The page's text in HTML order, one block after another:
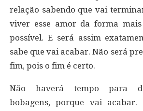
relação sabendo que vai
viver esse amor da forma
possível. E será assim
sabe que vai acabar. Não será
fim, pois o fim é certo.
Não haverá tempo para
bobagens, porque vai acabar.